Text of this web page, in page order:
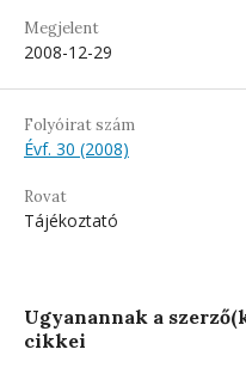
Megjelent
2008-12-29
Folyóirat szám
Évf. 30 (2008)
Rovat
Tájékoztató
Ugyanannak a
cikkei